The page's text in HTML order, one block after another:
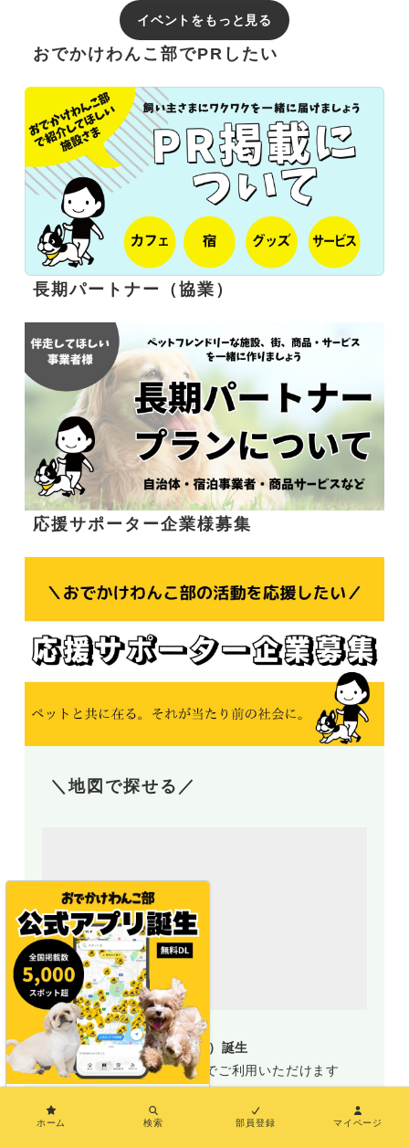
イベントをもっと見る
おでかけわんこ部でPRしたい
長期パートナー（協業）
応援サポーター企業様募集
＼地図で探せる／
地図アプリ（おでわんMAP）誕生
新規部員登録で誰でも無料でご利用いただけます
おでわんMAP
ホーム 検索 部員登録 マイページ